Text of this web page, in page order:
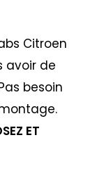
Citroen
avoir de
besoin
ET